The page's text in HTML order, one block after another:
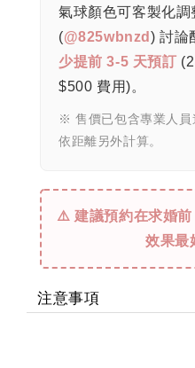
氣球顏色可客製化
(@825wbnzd) 討論
少提前 3-5 天預訂
$500 費用)。
※ 售價已包含專業人員
依距離另外計算。
⚠️ 建議預約在求婚前
效果最
注意事項